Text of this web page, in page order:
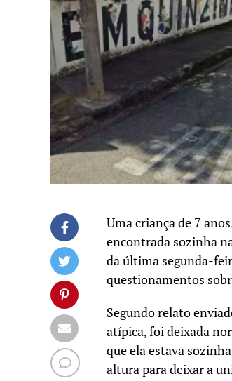
Uma criança de 7
encontrada sozinha
da última segunda-
questionamentos
Segundo relato
atípica, foi deixada
que ela estava
altura para deixar a